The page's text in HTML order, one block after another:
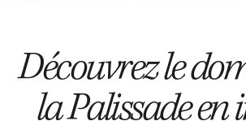
Découvrez le
la Palissade en